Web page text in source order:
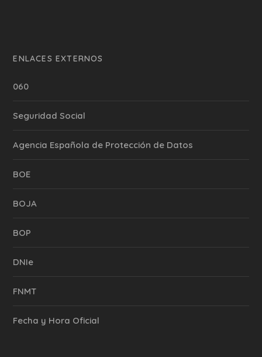
ENLACES EXTERNOS
060
Seguridad Social
Agencia Española de Protección de Datos
BOE
BOJA
BOP
DNIe
FNMT
Fecha y Hora Oficial